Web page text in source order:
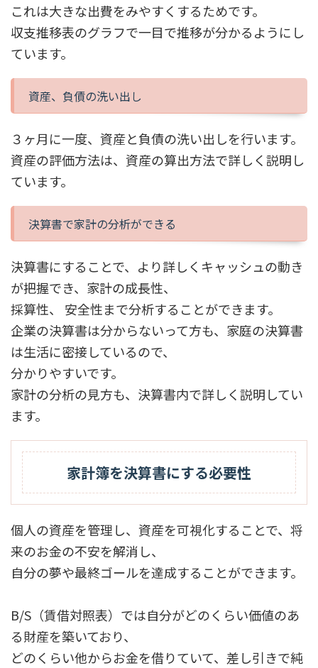
これは大きな出費をみやすくするためです。
収支推移表のグラフで一目で推移が分かるようにし
ています。
資産、負債の洗い出し
３ヶ月に一度、資産と負債の洗い出しを行います。
資産の評価方法は、資産の算出方法で詳しく説明し
ています。
決算書で家計の分析ができる
決算書にすることで、より詳しくキャッシュの動き
が把握でき、家計の成長性、
採算性、 安全性まで分析することができます。
企業の決算書は分からないって方も、家庭の決算書
は生活に密接しているので、
分かりやすいです。
家計の分析の見方も、決算書内で詳しく説明してい
ます。
家計簿を決算書にする必要性
個人の資産を管理し、資産を可視化することで、将
来のお金の不安を解消し、
自分の夢や最終ゴールを達成することができます。
B/S（賃借対照表）では自分がどのくらい価値のあ
る財産を築いており、
どのくらい他からお金を借りていて、差し引きで純